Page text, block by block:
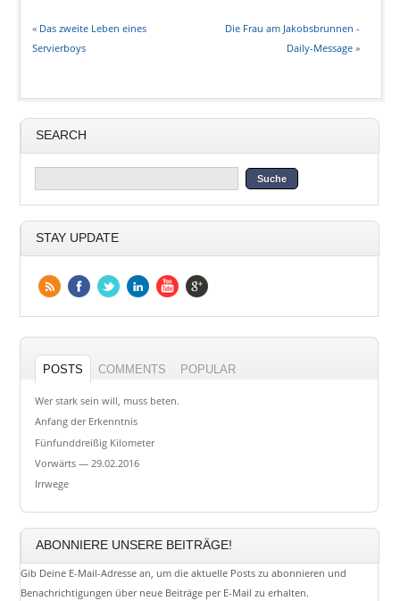
« Das zweite Leben eines
Servierboys
Die Frau am Jakobsbrunnen -
Daily-Message »
SEARCH
STAY UPDATE
POSTS COMMENTS POPULAR
Wer stark sein will, muss beten.
Anfang der Erkenntnis
Fünfunddreißig Kilometer
Vorwärts — 29.02.2016
Irrwege
ABONNIERE UNSERE BEITRÄGE!
Gib Deine E-Mail-Adresse an, um die aktuelle Posts zu abonnieren und
Benachrichtigungen über neue Beiträge per E-Mail zu erhalten.